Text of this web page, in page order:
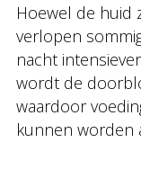
Hoewel de huid
verlopen
nacht
wordt de
waardoor
kunnen worden